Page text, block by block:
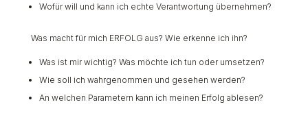
Wofür will und kann ich echte Verantwortung übernehmen?
Was macht für mich ERFOLG aus? Wie erkenne ich ihn?
Was ist mir wichtig? Was möchte ich tun oder umsetzen?
Wie soll ich wahrgenommen und gesehen werden?
An welchen Parametern kann ich meinen Erfolg ablesen?